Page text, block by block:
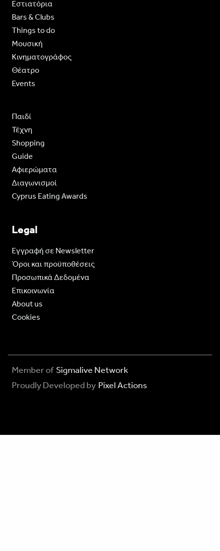
Εστιατόρια
Bars & Clubs
Things to do
Moυσική
Κινηματογράφος
Θέατρο
Events
Παιδί
Τέχνη
Shopping
Guide
Aφιερώματα
Διαγωνισμοί
Cyprus Eating Awards
Legal
Eγγραφή σε Newsletter
Όροι και προϋποθέσεις
Προσωπικά Δεδομένα
Επικοινωνία
About us
Cookies
Member of Sigmalive Network
Proudly Developed by Pixel Actions